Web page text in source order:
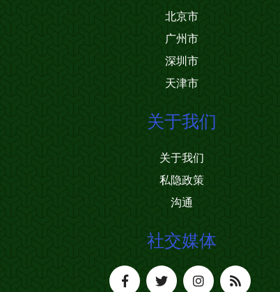
北京市
广州市
深圳市
天津市
关于我们
关于我们
私隐政策
沟通
社交媒体